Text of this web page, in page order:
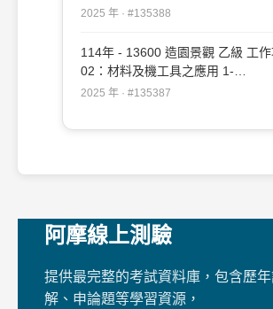
109（2025/12/19 更新）#135388
2025 年 · #135388
114年 - 13600 造園景觀 乙級 工作
02：材料及機工具之應用 1-
50（2025/12/19 更新）#135387
2025 年 · #135387
阿摩線上測驗
提供最完整的考試資料庫，包含歷
解、申論題等學習資源，